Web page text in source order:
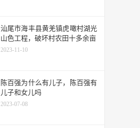
汕尾市海丰县黄羌镇虎噉村湖光
山色工程，破坏村农田十多余亩
2023-11-10
陈百强为什么有儿子，陈百强有
儿子和女儿吗
2023-07-08